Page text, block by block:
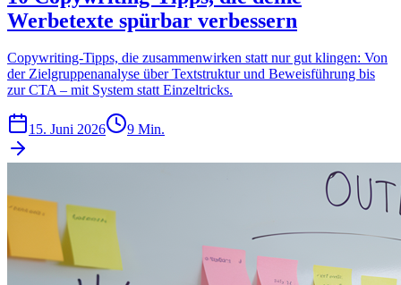
Werbetexte spürbar verbessern
Copywriting-Tipps, die zusammenwirken statt nur gut klingen: Von
der Zielgruppenanalyse über Textstruktur und Beweisführung bis
zur CTA – mit System statt Einzeltricks.
15. Juni 2026 9 Min.